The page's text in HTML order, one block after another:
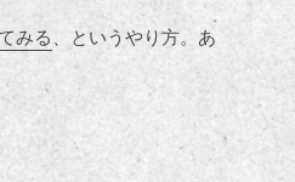
みる
、というやり方。あ